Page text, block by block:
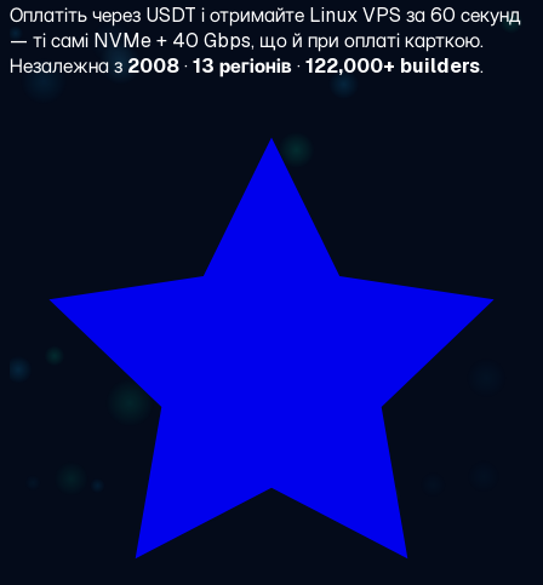
Оплатіть через USDT і отримайте Linux VPS за 60 секунд
— ті самі NVMe + 40 Gbps, що й при оплаті карткою.
Незалежна з 2008·13 регіонів·122,000+ builders.